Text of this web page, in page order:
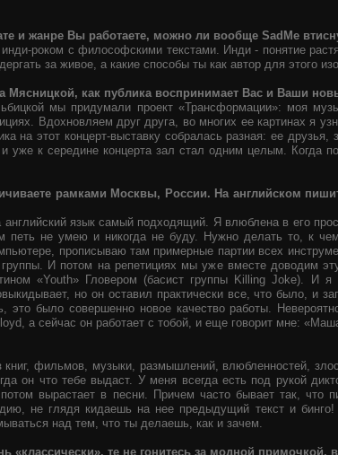
и жанре Вы работаете, можно ли вообще SadMe
роком с философскими текстами. Инди - понятие
за живое, а какие способы ты как автор для этого
Мясницкой, как публика воспринимает Вас и Ваши
мы придумали проект «Трансформации»: моя
Вдохновляем друг друга, во многих ее картинах я
на этот концерт-выставку собралась разная: ее друзья,
уже к середине концерта зал стал одним целым. Когда
рамками Москвы, России. На английском
язык самый подходящий. Я влюблена в его
петь не умею и никогда не буду. Нужно делать то, к
прописываю там примерные партии всех
И потом на репетициях мы уже вместе доводим
«Youth» Гловером (басист группы Killing Joke). И
но он оставил практически все, что было, и
это было совершенно новое качество работы.
а сейчас он работает с тобой, и еще говорит мне:
фильмов, музыки, размышлений, влюбленностей,
он что тебе выдаст. У меня всегда есть под рукой
вырастает в песни. Причем часто бывает так,
не глядя кидаешь на нее предыдущий текст и
над тем, что ты делаешь, как и зачем.
«классически», те не гонитесь за модной